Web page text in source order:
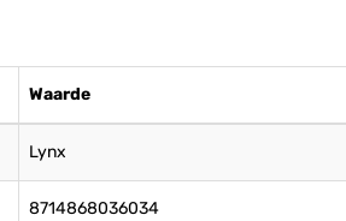
Waarde
Lynx
8714868036034